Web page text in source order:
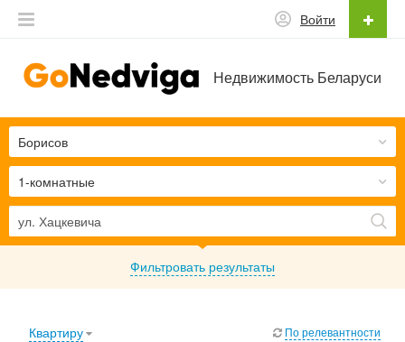
Недвижимость Беларуси
Войти
1-комнатные
Борисов
Фильтровать результаты
Квартиру По релевантности